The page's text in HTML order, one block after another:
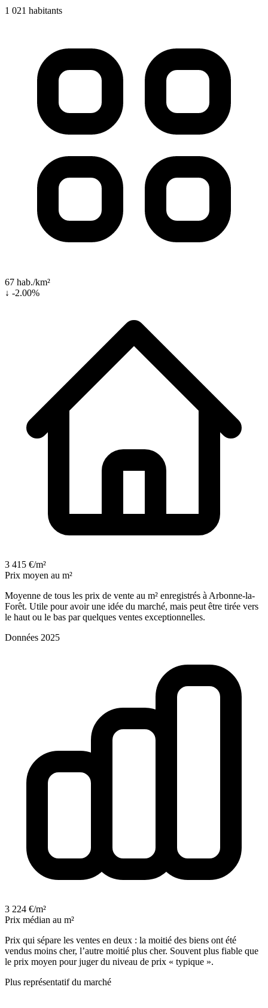
1 021 habitants
67 hab./km²
↓ -2.00%
3 415 €/m²
Prix moyen au m²
Moyenne de tous les prix de vente au m² enregistrés à Arbonne-la-
Forêt. Utile pour avoir une idée du marché, mais peut être tirée vers
le haut ou le bas par quelques ventes exceptionnelles.
Données 2025
3 224 €/m²
Prix médian au m²
Prix qui sépare les ventes en deux : la moitié des biens ont été
vendus moins cher, l’autre moitié plus cher. Souvent plus fiable que
le prix moyen pour juger du niveau de prix « typique ».
Plus représentatif du marché